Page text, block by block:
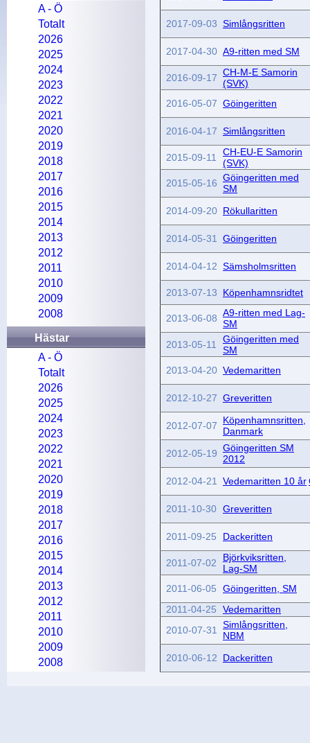
2017-09-03 Simlångsritten
2017-04-30 A9-ritten med SM
2016-09-17 CH-M-E Samorin
(SVK)
2016-05-07 Göingeritten
2016-04-17 Simlångsritten
2015-09-11
CH-EU-E Samorin
(SVK)
2015-05-16 Göingeritten med
SM
2014-09-20 Rökullaritten
2014-05-31 Göingeritten
2014-04-12 Sämsholmsritten
2013-07-13 Köpenhamnsridtet
2013-06-08 A9-ritten med Lag-
SM
2013-05-11
Göingeritten med
SM
2013-04-20 Vedemaritten
2012-10-27 Greveritten
2012-07-07
Köpenhamnsritten,
Danmark
2012-05-19 Göingeritten SM
2012
2012-04-21
Vedemaritten 10 år
2011-10-30 Greveritten
2011-09-25 Dackeritten
2011-07-02
Björkviksritten,
Lag-SM
2011-06-05
Göingeritten, SM
2011-04-25
Vedemaritten
2010-07-31
Simlångsritten,
NBM
2010-06-12
Dackeritten
A - Ö
Totalt
2026
2025
2024
2023
2022
2021
2020
2019
2018
2017
2016
2015
2014
2013
2012
2011
2010
2009
2008
Hästar
A - Ö
Totalt
2026
2025
2024
2023
2022
2021
2020
2019
2018
2017
2016
2015
2014
2013
2012
2011
2010
2009
2008